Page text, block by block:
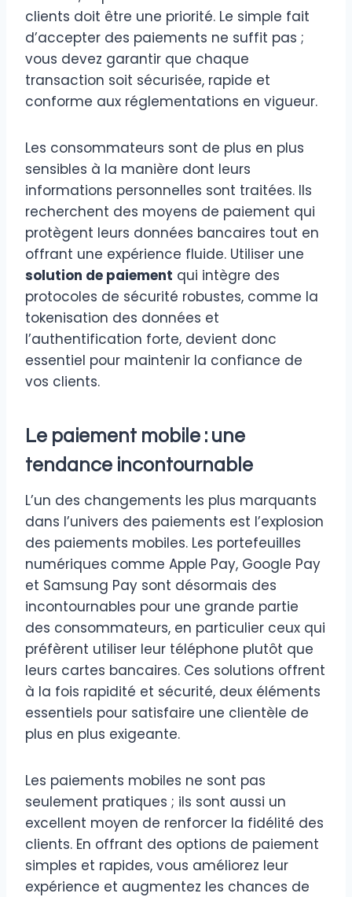
clients doit être une priorité. Le simple fait
d’accepter des paiements ne suffit pas ;
vous devez garantir que chaque
transaction soit sécurisée, rapide et
conforme aux réglementations en vigueur.
Les consommateurs sont de plus en plus
sensibles à la manière dont leurs
informations personnelles sont traitées. Ils
recherchent des moyens de paiement qui
protègent leurs données bancaires tout en
offrant une expérience fluide. Utiliser une
solution de paiement qui intègre des
protocoles de sécurité robustes, comme la
tokenisation des données et
l’authentification forte, devient donc
essentiel pour maintenir la confiance de
vos clients.
Le paiement mobile : une
tendance incontournable
L’un des changements les plus marquants
dans l’univers des paiements est l’explosion
des paiements mobiles. Les portefeuilles
numériques comme Apple Pay, Google Pay
et Samsung Pay sont désormais des
incontournables pour une grande partie
des consommateurs, en particulier ceux qui
préfèrent utiliser leur téléphone plutôt que
leurs cartes bancaires. Ces solutions offrent
à la fois rapidité et sécurité, deux éléments
essentiels pour satisfaire une clientèle de
plus en plus exigeante.
Les paiements mobiles ne sont pas
seulement pratiques ; ils sont aussi un
excellent moyen de renforcer la fidélité des
clients. En offrant des options de paiement
simples et rapides, vous améliorez leur
expérience et augmentez les chances de